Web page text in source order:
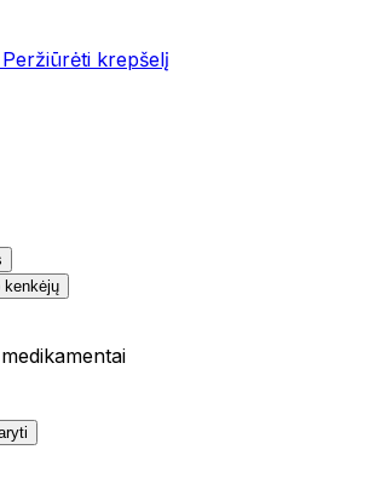
Peržiūrėti krepšelį
kenkėjų